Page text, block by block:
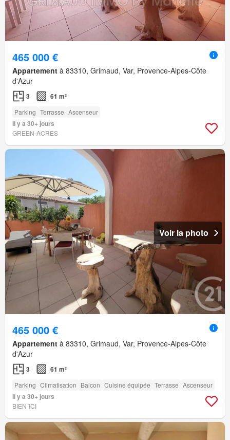
465 000 €
Appartement à 83310, Grimaud, Var, Provence-Alpes-Côte
d'Azur
3 61 m²
Parking Terrasse Ascenseur
Il y a 30+ jours
GREEN-ACRES
Voir la photo
465 000 €
Appartement à 83310, Grimaud, Var, Provence-Alpes-Côte
d'Azur
3 61 m²
Parking Climatisation Balcon Cuisine équipée Terrasse Ascenseur
Il y a 30+ jours
BIEN´ICI